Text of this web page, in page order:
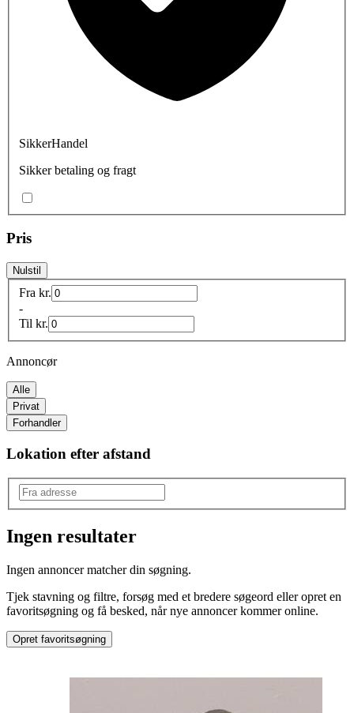
SikkerHandel
Sikker betaling og fragt
Pris
Nulstil
Fra kr.
-
Til kr.
Annoncør
Alle
Privat
Forhandler
Lokation efter afstand
Nybrosten
Ingen resultater
Ingen annoncer matcher din søgning.
Tjek stavning og filtre, forsøg med et bredere søgeord eller opret en
favoritsøgning og få besked, når nye annoncer kommer online.
Opret favoritsøgning